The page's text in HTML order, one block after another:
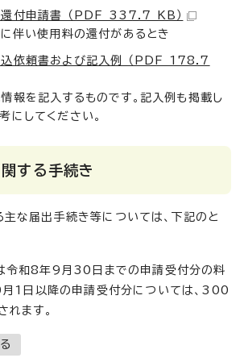
還付申請書 （PDF 337.7 KB）
に伴い使用料の還付があるとき
込依頼書および記入例 （PDF 178.7
報を記入するものです。記入例も掲載し
にしてください。
する手続き
な届出手続き等については、下記のと
令和8年9月30日までの申請受付分の料
1日以降の申請受付分については、300
ます。